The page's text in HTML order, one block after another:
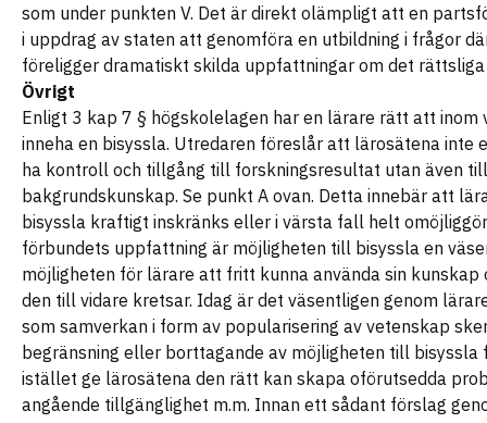
som under punkten V. Det är direkt olämpligt att en
i uppdrag av staten att genomföra en utbildning i frågor
föreligger dramatiskt skilda uppfattningar om det
Övrigt
Enligt 3 kap 7 § högskolelagen har en lärare rätt att inom
inneha en bisyssla. Utredaren föreslår att lärosätena inte
ha kontroll och tillgång till forskningsresultat utan även till
bakgrundskunskap. Se punkt A ovan. Detta innebär att
bisyssla kraftigt inskränks eller i värsta fall helt
förbundets uppfattning är möjligheten till bisyssla en
möjligheten för lärare att fritt kunna använda sin kunskap
den till vidare kretsar. Idag är det väsentligen genom
som samverkan i form av popularisering av vetenskap
begränsning eller borttagande av möjligheten till bisyssla
istället ge lärosätena den rätt kan skapa oförutsedda
angående tillgänglighet m.m. Innan ett sådant förslag